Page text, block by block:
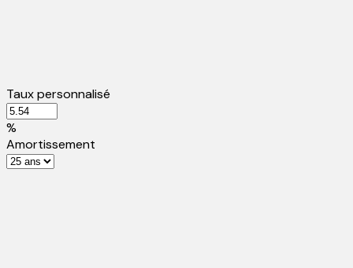
Taux personnalisé
%
Amortissement